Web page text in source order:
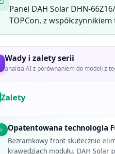
Panel DAH Solar DHN-
TOPCon, z
Wady i zalety serii
analiza AI z porównaniem do modeli z
Zalety
Opatentowana technologia
Bezramkowy front skutecznie
krawędziach modułu. DAH